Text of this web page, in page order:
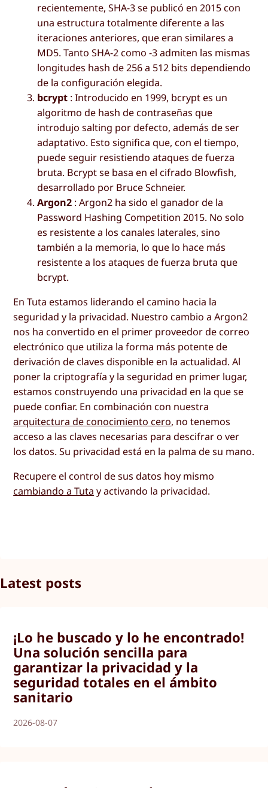
recientemente, SHA-3 se publicó en 2015 con
una estructura totalmente diferente a las
iteraciones anteriores, que eran similares a
MD5. Tanto SHA-2 como -3 admiten las mismas
longitudes hash de 256 a 512 bits dependiendo
de la configuración elegida.
bcrypt : Introducido en 1999, bcrypt es un
algoritmo de hash de contraseñas que
introdujo salting por defecto, además de ser
adaptativo. Esto significa que, con el tiempo,
puede seguir resistiendo ataques de fuerza
bruta. Bcrypt se basa en el cifrado Blowfish,
desarrollado por Bruce Schneier.
Argon2 : Argon2 ha sido el ganador de la
Password Hashing Competition 2015. No solo
es resistente a los canales laterales, sino
también a la memoria, lo que lo hace más
resistente a los ataques de fuerza bruta que
bcrypt.
En Tuta estamos liderando el camino hacia la
seguridad y la privacidad. Nuestro cambio a Argon2
nos ha convertido en el primer proveedor de correo
electrónico que utiliza la forma más potente de
derivación de claves disponible en la actualidad. Al
poner la criptografía y la seguridad en primer lugar,
estamos construyendo una privacidad en la que se
puede confiar. En combinación con nuestra
arquitectura de conocimiento cero, no tenemos
acceso a las claves necesarias para descifrar o ver
los datos. Su privacidad está en la palma de su mano.
Recupere el control de sus datos hoy mismo
cambiando a Tuta y activando la privacidad.
Latest posts
¡Lo he buscado y lo he encontrado!
Una solución sencilla para
garantizar la privacidad y la
seguridad totales en el ámbito
sanitario
2026-08-07